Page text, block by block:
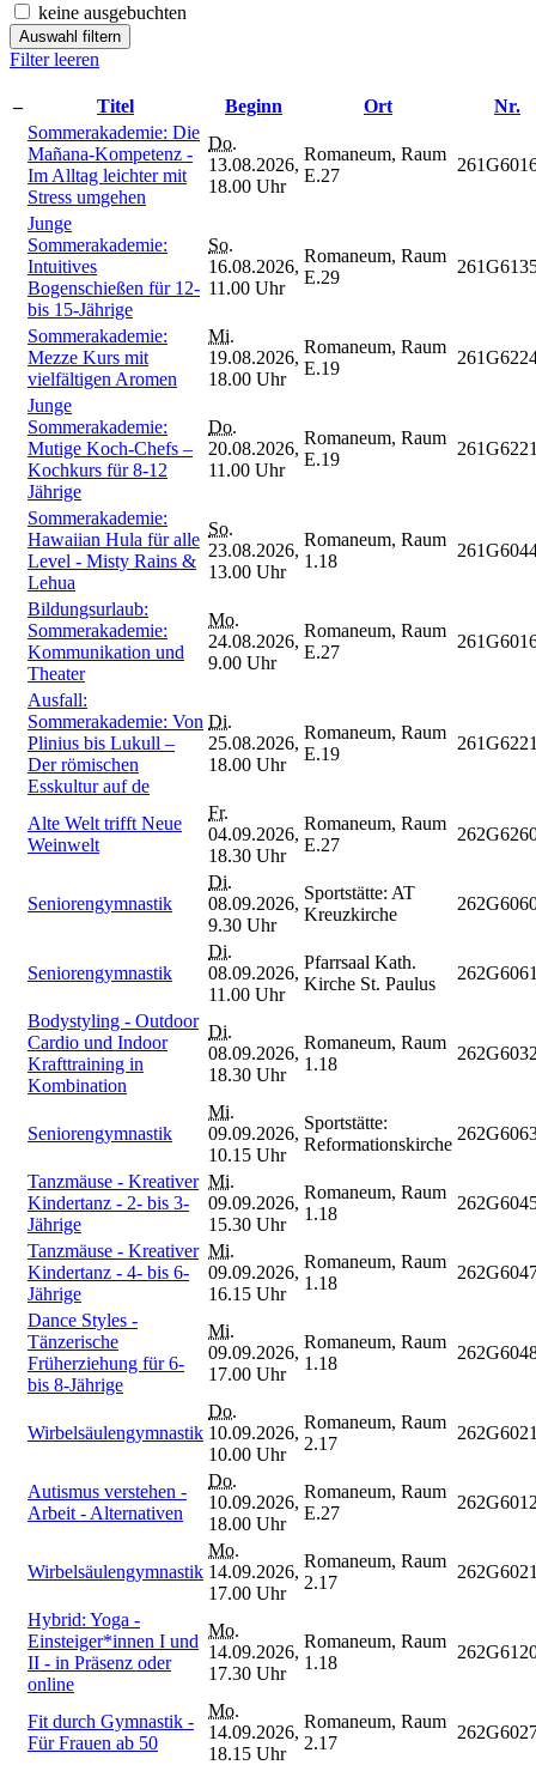
keine ausgebuchten
Auswahl filtern
Filter leeren
– Titel Beginn Ort
Nr.
Sommerakademie: Die
Mañana-Kompetenz -
Im Alltag leichter mit
Stress umgehen
Do.
13.08.2026,
18.00 Uhr
Romaneum, Raum
E.27
Junge
Sommerakademie:
Intuitives
Bogenschießen für 12-
bis 15-Jährige
So.
16.08.2026,
11.00 Uhr
Romaneum, Raum
E.29
Sommerakademie:
Mezze Kurs mit
vielfältigen Aromen
Mi.
19.08.2026,
18.00 Uhr
Romaneum, Raum
E.19
Junge
Sommerakademie:
Mutige Koch-Chefs –
Kochkurs für 8-12
Jährige
Do.
20.08.2026,
11.00 Uhr
Romaneum, Raum
E.19
Sommerakademie:
Hawaiian Hula für alle
Level - Misty Rains &
Lehua
So.
23.08.2026,
13.00 Uhr
Romaneum, Raum
1.18
Bildungsurlaub:
Sommerakademie:
Kommunikation und
Theater
Mo.
24.08.2026,
9.00 Uhr
Romaneum, Raum
E.27
Ausfall:
Sommerakademie: Von
Plinius bis Lukull –
Der römischen
Esskultur auf de
Di.
25.08.2026,
18.00 Uhr
Romaneum, Raum
E.19
Alte Welt trifft Neue
Weinwelt
Fr.
04.09.2026,
18.30 Uhr
Romaneum, Raum
E.27
Seniorengymnastik
Di.
08.09.2026,
9.30 Uhr
Sportstätte: AT
Kreuzkirche
Seniorengymnastik
Di.
08.09.2026,
11.00 Uhr
Pfarrsaal Kath.
Kirche St. Paulus
Bodystyling - Outdoor
Cardio und Indoor
Krafttraining in
Kombination
Di.
08.09.2026,
18.30 Uhr
Romaneum, Raum
1.18
Seniorengymnastik
Mi.
09.09.2026,
10.15 Uhr
Sportstätte:
Reformationskirche
Tanzmäuse - Kreativer
Kindertanz - 2- bis 3-
Jährige
Mi.
09.09.2026,
15.30 Uhr
Romaneum, Raum
1.18
Tanzmäuse - Kreativer
Kindertanz - 4- bis 6-
Jährige
Mi.
09.09.2026,
16.15 Uhr
Romaneum, Raum
1.18
Dance Styles -
Tänzerische
Früherziehung für 6-
bis 8-Jährige
Mi.
09.09.2026,
17.00 Uhr
Romaneum, Raum
1.18
Wirbelsäulengymnastik
Do.
10.09.2026,
10.00 Uhr
Romaneum, Raum
2.17
Autismus verstehen -
Arbeit - Alternativen
Do.
10.09.2026,
18.00 Uhr
Romaneum, Raum
E.27
Wirbelsäulengymnastik
Mo.
14.09.2026,
17.00 Uhr
Romaneum, Raum
2.17
Hybrid: Yoga -
Einsteiger*innen I und
II - in Präsenz oder
online
Mo.
14.09.2026,
17.30 Uhr
Romaneum, Raum
1.18
Fit durch Gymnastik -
Für Frauen ab 50
Mo.
14.09.2026,
18.15 Uhr
Romaneum, Raum
2.17